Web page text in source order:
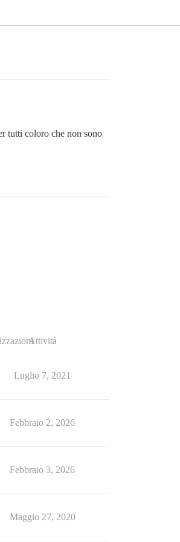
tutti coloro che non sono
Attività
Luglio 7, 2021
Febbraio 2, 2026
Febbraio 3, 2026
Maggio 27, 2020